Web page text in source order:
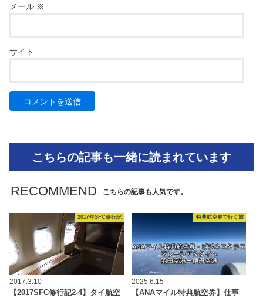
メール ※
サイト
こちらの記事も一緒に読まれています
RECOMMEND こちらの記事も人気です。
2017年SFC修行記
2017.3.10
【2017SFC修行記2-4】タイ航空
特典航空券で行く旅
2025.6.15
【ANAマイル特典航空券】仕事